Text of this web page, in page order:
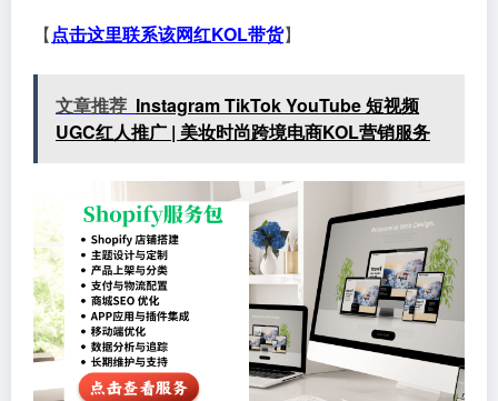
【点击这里联系该网红KOL带货】
文章推荐 Instagram TikTok YouTube 短视频
UGC红人推广 | 美妆时尚跨境电商KOL营销服务